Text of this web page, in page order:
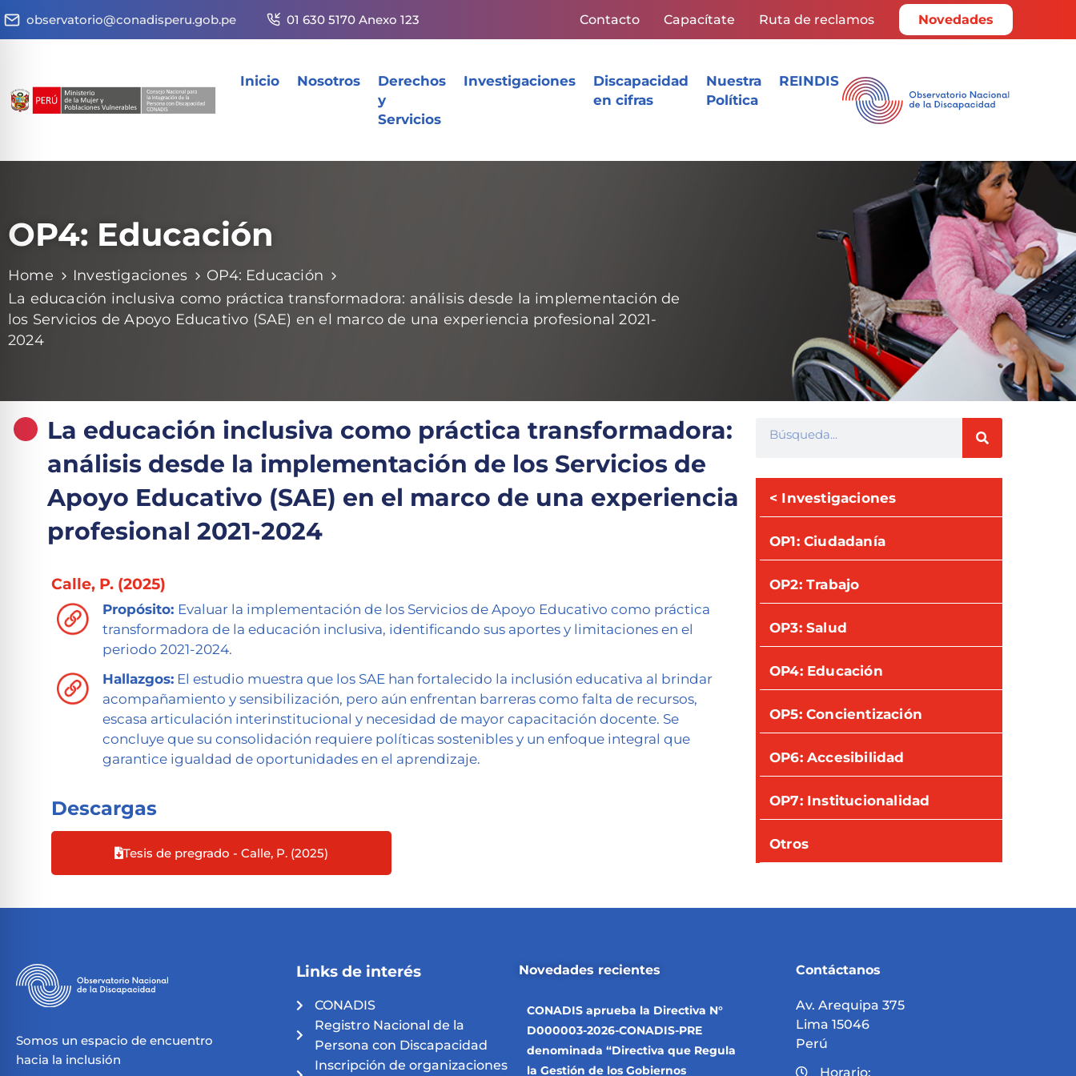
observatorio@conadisperu.gob.pe 01 630 5170 Anexo 123 Contacto Capacítate Ruta de reclamos Novedades
Inicio Nosotros
Derechos
y
Servicios
Investigaciones
Discapacidad
en cifras
Nuestra
Política
REINDIS
OP4: Educación
Home Investigaciones
OP4: Educación
La educación inclusiva como práctica transformadora: análisis desde la implementación de
los Servicios de Apoyo Educativo (SAE) en el marco de una experiencia profesional 2021-
2024
La educación inclusiva como práctica transformadora:
análisis desde la implementación de los Servicios de
Apoyo Educativo (SAE) en el marco de una experiencia
profesional 2021-2024
Calle, P. (2025)
Propósito: Evaluar la implementación de los Servicios de Apoyo Educativo como práctica
transformadora de la educación inclusiva, identificando sus aportes y limitaciones en el
periodo 2021-2024.
Hallazgos: El estudio muestra que los SAE han fortalecido la inclusión educativa al brindar
acompañamiento y sensibilización, pero aún enfrentan barreras como falta de recursos,
escasa articulación interinstitucional y necesidad de mayor capacitación docente. Se
concluye que su consolidación requiere políticas sostenibles y un enfoque integral que
garantice igualdad de oportunidades en el aprendizaje.
Descargas
Tesis de pregrado - Calle, P. (2025)
< Investigaciones
OP1: Ciudadanía
OP2: Trabajo
OP3: Salud
OP4: Educación
OP5: Concientización
OP6: Accesibilidad
OP7: Institucionalidad
Otros
Somos un espacio de encuentro
hacia la inclusión
Links de interés
CONADIS
Registro Nacional de la
Persona con Discapacidad
Inscripción de organizaciones
Novedades recientes
CONADIS aprueba la Directiva N°
D000003-2026-CONADIS-PRE
denominada “Directiva que Regula
la Gestión de los Gobiernos
Contáctanos
Av. Arequipa 375
Lima 15046
Perú
Horario: